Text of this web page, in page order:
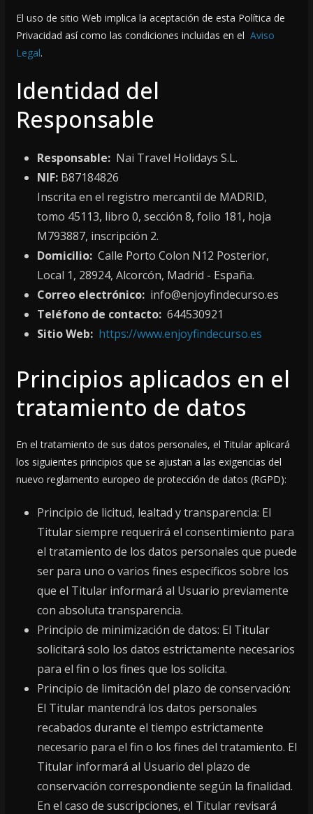
El uso de sitio Web implica la aceptación de esta Política de
Privacidad así como las condiciones incluidas en el Aviso
Legal.
Identidad del
Responsable
Responsable:Nai Travel Holidays S.L.
NIF:B87184826
Inscrita en el registro mercantil de MADRID,
tomo 45113, libro 0, sección 8, folio 181, hoja
M793887, inscripción 2.
Domicilio:Calle Porto Colon N12 Posterior,
Local 1, 28924, Alcorcón, Madrid - España.
Correo electrónico:info@enjoyfindecurso.es
Teléfono de contacto:644530921
Sitio Web: https://www.enjoyfindecurso.es
Principios aplicados en el
tratamiento de datos
En el tratamiento de sus datos personales, el Titular aplicará
los siguientes principios que se ajustan a las exigencias del
nuevo reglamento europeo de protección de datos (RGPD):
Principio de licitud, lealtad y transparencia: El
Titular siempre requerirá el consentimiento para
el tratamiento de los datos personales que puede
ser para uno o varios fines específicos sobre los
que el Titular informará al Usuario previamente
con absoluta transparencia.
Principio de minimización de datos: El Titular
solicitará solo los datos estrictamente necesarios
para el fin o los fines que los solicita.
Principio de limitación del plazo de conservación:
El Titular mantendrá los datos personales
recabados durante el tiempo estrictamente
necesario para el fin o los fines del tratamiento. El
Titular informará al Usuario del plazo de
conservación correspondiente según la finalidad.
En el caso de suscripciones, el Titular revisará